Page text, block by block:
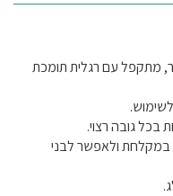
מתקפל עם רגלית תומכת
גובה רצוי.
במקלחת ולאפשר לבני